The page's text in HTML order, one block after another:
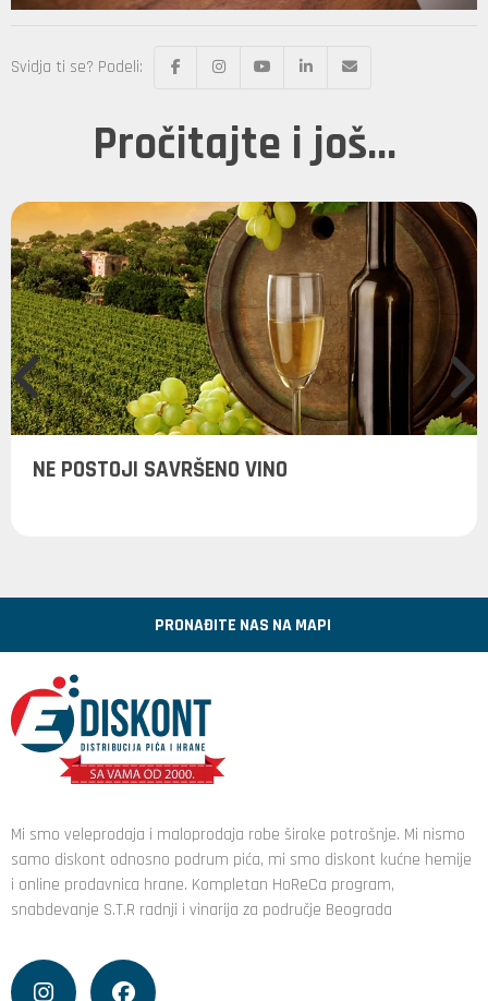
Svidja ti se? Podeli:
Pročitajte i još...
NE POSTOJI SAVRŠENO VINO
PRONAĐITE NAS NA MAPI
Mi smo veleprodaja i maloprodaja robe široke potrošnje. Mi nismo
samo diskont odnosno podrum pića, mi smo diskont kućne hemije
i online prodavnica hrane. Kompletan HoReCa program,
snabdevanje S.T.R radnji i vinarija za područje Beograda